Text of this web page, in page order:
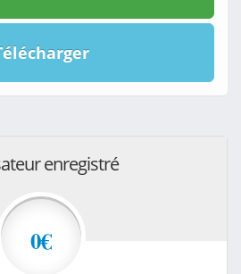
enregistré
0€